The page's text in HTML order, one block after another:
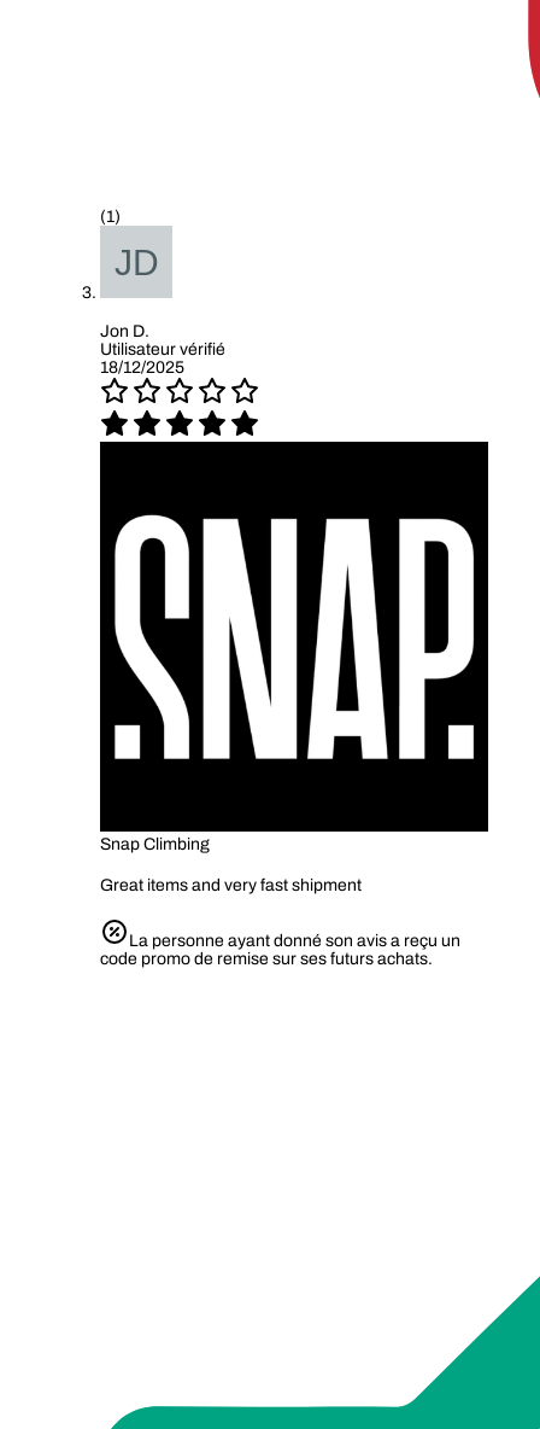
(1)
Jon D.
Utilisateur vérifié
18/12/2025
Snap Climbing
Great items and very fast shipment
La personne ayant donné son avis a reçu un
code promo de remise sur ses futurs achats.